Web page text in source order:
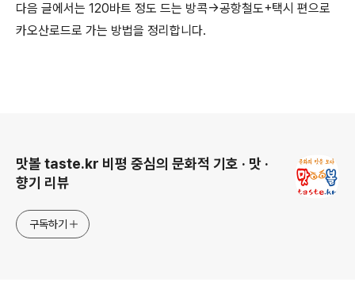
다음 글에서는 120바트 정도 드는 방콕→공항철도+택시 편으로
카오산로드로 가는 방법을 정리합니다.
맛볼 taste.kr 비평 중심의 문화적 기호 · 맛 ·
향기 리뷰
구독하기